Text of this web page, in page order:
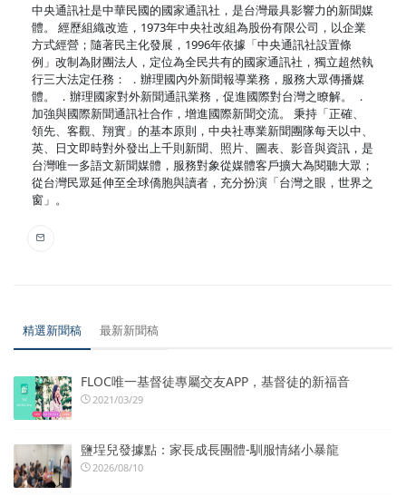
中央通訊社是中華民國的國家通訊社，是台灣最具影響力的新聞媒
體。 經歷組織改造，1973年中央社改組為股份有限公司，以企業
方式經營；隨著民主化發展，1996年依據「中央通訊社設置條
例」改制為財團法人，定位為全民共有的國家通訊社，獨立超然執
行三大法定任務： ．辦理國內外新聞報導業務，服務大眾傳播媒
體。 ．辦理國家對外新聞通訊業務，促進國際對台灣之瞭解。 ．
加強與國際新聞通訊社合作，增進國際新聞交流。 秉持「正確、
領先、客觀、翔實」的基本原則，中央社專業新聞團隊每天以中、
英、日文即時對外發出上千則新聞、照片、圖表、影音與資訊，是
台灣唯一多語文新聞媒體，服務對象從媒體客戶擴大為閱聽大眾；
從台灣民眾延伸至全球僑胞與讀者，充分扮演「台灣之眼，世界之
窗」。
精選新聞稿 最新新聞稿
FLOC唯一基督徒專屬交友APP，基督徒的新福音
2021/03/29
鹽埕兒發據點：家長成長團體-馴服情緒小暴龍
2026/08/10